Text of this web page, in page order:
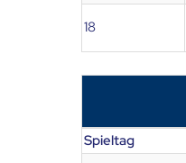
18
Spieltag